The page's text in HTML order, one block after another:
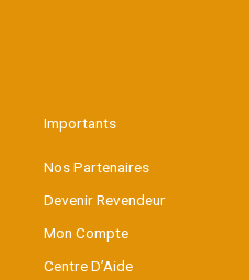
Importants
Nos Partenaires
Devenir Revendeur
Mon Compte
Centre D’Aide